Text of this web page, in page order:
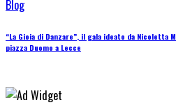
Blog
“La Gioia di Danzare”, il gala ideato da Nicoletta
piazza Duomo a Lecce